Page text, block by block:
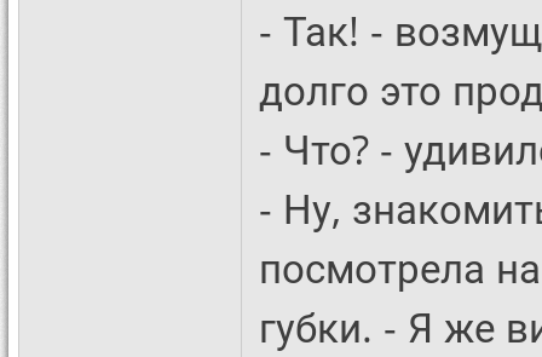
- Так! -
долго это
- Что? -
- Ну,
посмотрела
губки. - Я же